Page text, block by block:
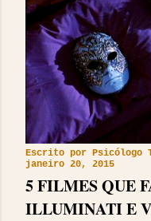
Escrito por Psicólogo
janeiro 20, 2015
5 FILMES QUE
ILLUMINATI E